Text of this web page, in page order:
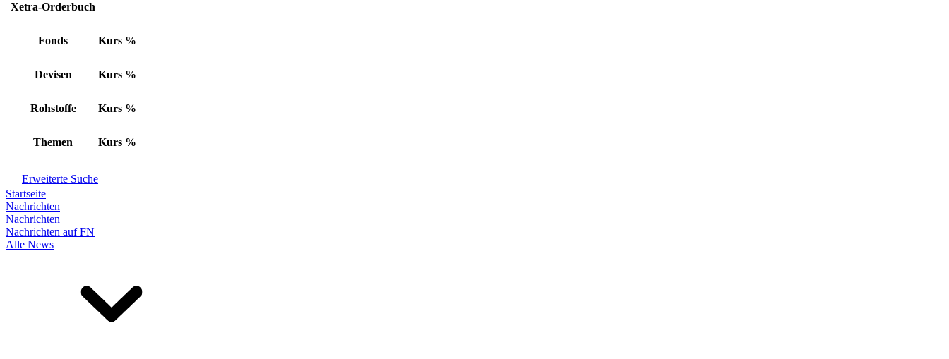
Xetra-Orderbuch
Fonds Kurs %
Devisen Kurs %
Rohstoffe Kurs %
Themen Kurs %
Erweiterte Suche
Startseite
Nachrichten
Nachrichten
Nachrichten auf FN
Alle News